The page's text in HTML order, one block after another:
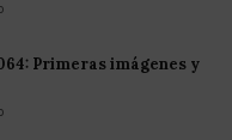
Primeras imágenes y